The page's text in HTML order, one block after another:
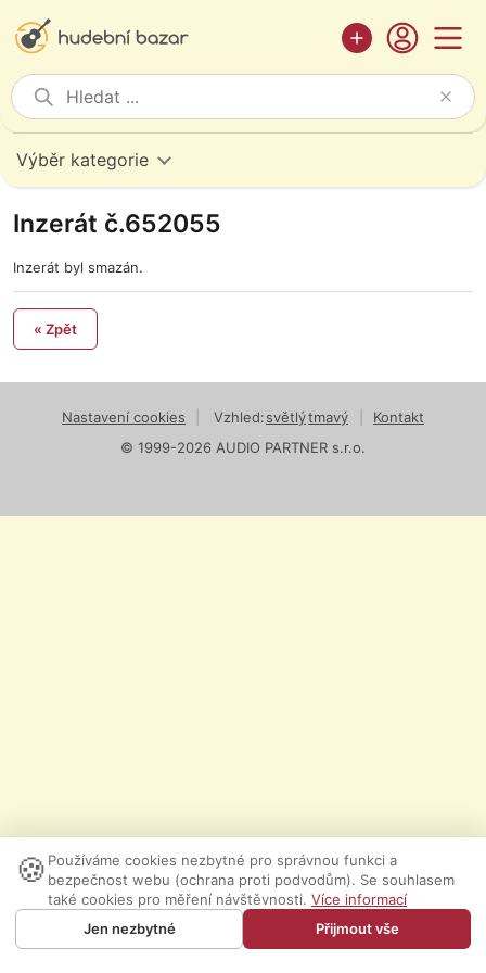
Výběr kategorie
Inzerát č.652055
Inzerát byl smazán.
« Zpět
Nastavení cookies Vzhled:světlýtmavý
Kontakt
© 1999-2026 AUDIO PARTNER s.r.o.
🍪 Používáme cookies nezbytné pro správnou funkci a
bezpečnost webu (ochrana proti podvodům). Se souhlasem
také cookies pro měření návštěvnosti. Více informací
Jen nezbytné
Přijmout vše